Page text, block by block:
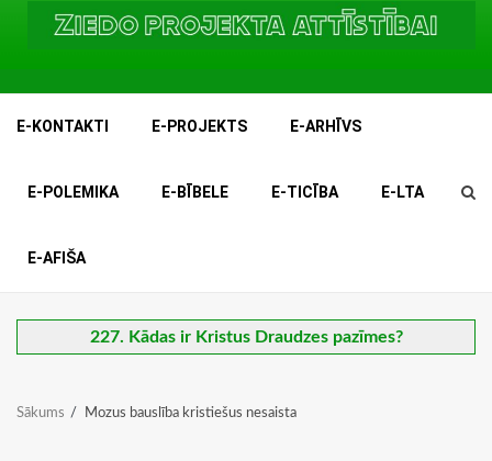
E-KONTAKTI E-PROJEKTS E-ARHĪVS
E-POLEMIKA E-BĪBELE E-TICĪBA E-LTA
E-AFIŠA
227. Kādas ir Kristus Draudzes pazīmes?
Sākums Mozus bauslība kristiešus nesaista